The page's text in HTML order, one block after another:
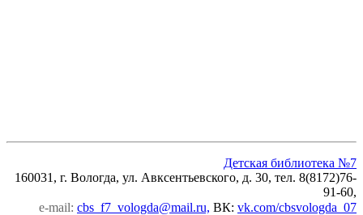
Детская библиотека №7
160031, г. Вологда, ул. Авксентьевского, д. 30, тел. 8(8172)76-
91-60,
e-mail: cbs_f7_vologda@mail.ru, ВК: vk.com/cbsvologda_07